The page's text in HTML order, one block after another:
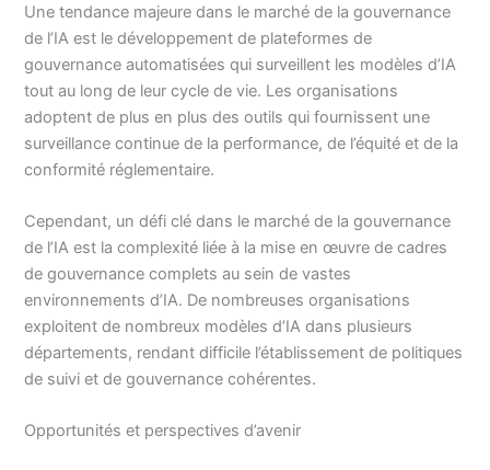
Une tendance majeure dans le marché de la gouvernance
de l’IA est le développement de plateformes de
gouvernance automatisées qui surveillent les modèles d’IA
tout au long de leur cycle de vie. Les organisations
adoptent de plus en plus des outils qui fournissent une
surveillance continue de la performance, de l’équité et de la
conformité réglementaire.
Cependant, un défi clé dans le marché de la gouvernance
de l’IA est la complexité liée à la mise en œuvre de cadres
de gouvernance complets au sein de vastes
environnements d’IA. De nombreuses organisations
exploitent de nombreux modèles d’IA dans plusieurs
départements, rendant difficile l’établissement de politiques
de suivi et de gouvernance cohérentes.
Opportunités et perspectives d’avenir